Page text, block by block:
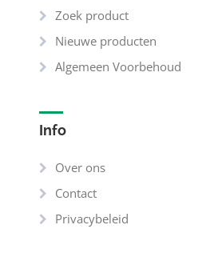
Zoek product
Nieuwe producten
Algemeen Voorbehoud
Info
Over ons
Contact
Privacybeleid